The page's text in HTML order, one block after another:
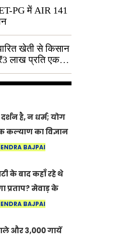
PG में AIR 141
खेती से किसान
लाख प्रति एकड़
है, न धर्म; योग
कल्याण का विज्ञान
योग दिवस
BAJPAI
के बाद कहाँ रहे थे
प्रताप? मेवाड़ के
का वह अनकहा
है
BAJPAI
और 3,000 गायें